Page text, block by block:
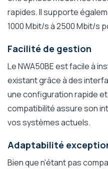
rapides. Il supporte
1000 Mbit/s à 2500 Mbit/s
Facilité de gestion
Le NWA50BE est facile à
existant grâce à des
une configuration rapide
compatibilité assure son
vos systèmes actuels.
Adaptabilité
Bien que n'étant pas